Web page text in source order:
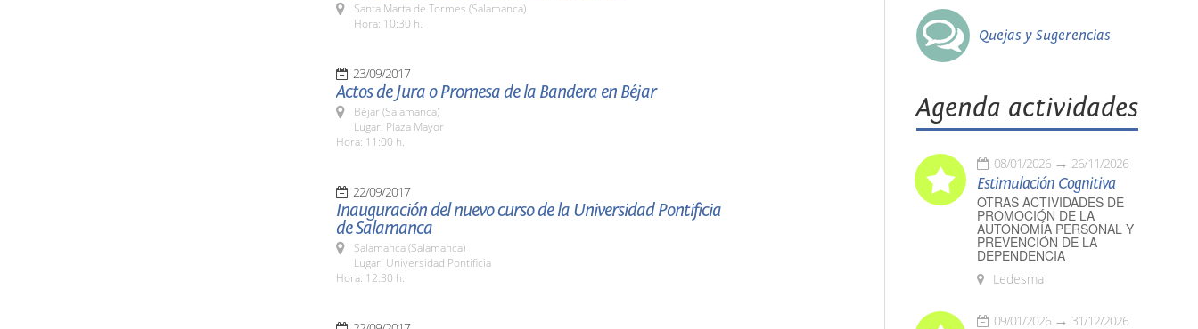
Santa Marta de Tormes (Salamanca)
Hora: 10:30 h.
23/09/2017
Actos de Jura o Promesa de la Bandera en Béjar
Béjar (Salamanca)
Lugar: Plaza Mayor
Hora: 11:00 h.
22/09/2017
Inauguración del nuevo curso de la Universidad Pontificia
de Salamanca
Salamanca (Salamanca)
Lugar: Universidad Pontificia
Hora: 12:30 h.
Quejas y Sugerencias
Agenda actividades
08/01/2026 26/11/2026
Estimulación Cognitiva
OTRAS ACTIVIDADES DE
PROMOCIÓN DE LA
AUTONOMÍA PERSONAL Y
PREVENCIÓN DE LA
DEPENDENCIA
Ledesma
09/01/2026 31/12/2026